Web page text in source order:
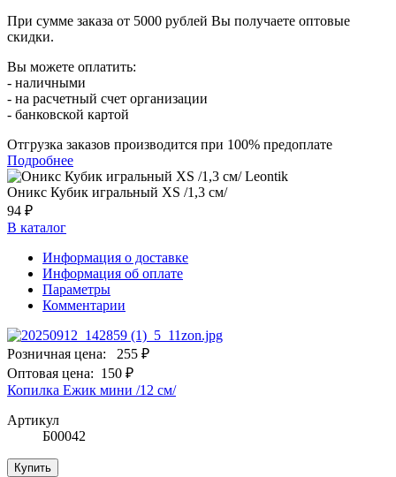
При сумме заказа от 5000 рублей Вы получаете оптовые
скидки.
Вы можете оплатить:
- наличными
- на расчетный счет организации
- банковской картой
Отгрузка заказов производится при 100% предоплате
Подробнее
Оникс Кубик игральный XS /1,3 см/
94 ₽
В каталог
Информация о доставке
Информация об оплате
Параметры
Комментарии
Розничная цена:
255 ₽
Оптовая цена: 150 ₽
Копилка Ежик мини /12 см/
Артикул
Б00042
Купить